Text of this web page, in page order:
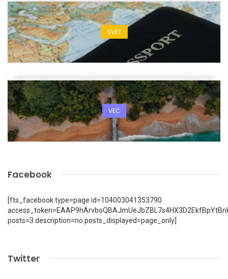
SVET
VEČ
Facebook
[fts_facebook type=page id=104003041353790
posts=3 description=no posts_displayed=page_only]
Twitter